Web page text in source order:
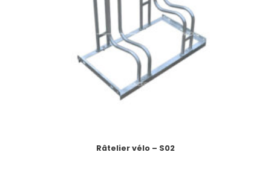
Râtelier vélo – S02